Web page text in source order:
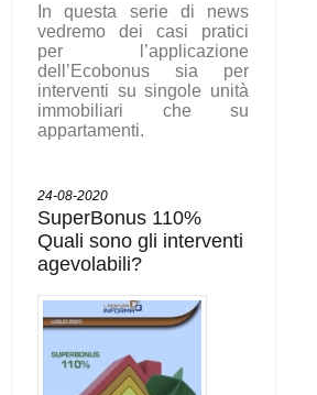
In questa serie di news
vedremo dei casi pratici
per l’applicazione
dell’Ecobonus sia per
interventi su singole unità
immobiliari che su
appartamenti.
24-08-2020
SuperBonus 110%
Quali sono gli interventi
agevolabili?